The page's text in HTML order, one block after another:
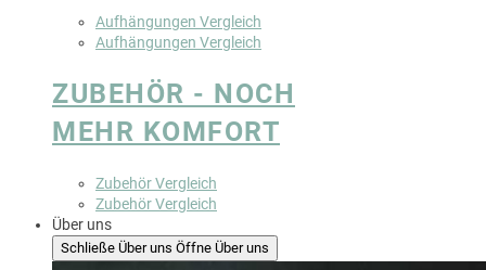
Aufhängungen Vergleich
Aufhängungen Vergleich
ZUBEHÖR - NOCH
MEHR KOMFORT
Zubehör Vergleich
Zubehör Vergleich
Über uns
Schließe Über uns Öffne Über uns